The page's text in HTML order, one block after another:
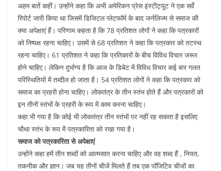
अहम बातें कहीं। उन्होंने कहा कि अभी अमेरिकन प्रेस इंस्टीट्यूट ने एक सर्वे
रिपोर्ट जारी किया था जिसमें डिजिटल प्लेटफॉर्म के बाद जर्नलिज्म से समाज की
क्या अपेक्षाएं हैं। परिणाम कहता है कि 78 प्रतिशत लोगों ने कहा कि पत्रकारों
को निष्पक्ष रहना चाहिए। उसमें से 68 प्रतिशत ने कहा कि पत्रकार को तटस्थ
रहना चाहिए। 61 प्रतिशत ने कहा कि प्रतिकारों के बीच विविध विचार जरूर
होने चाहिए। लेकिन दुर्भाग्य है कि आज के डिबेट में विविध विचार कई बार गलत
परिस्थितियों में तब्दील हो जाता है। 54 प्रतिशत लोगों ने कहा कि पत्रकार को
समाज का प्रहरी होना चाहिए। लोकतंत्र के तीन स्तंभ होते हैं और पत्रकारों को
इन तीनों स्तंभों के प्रहरी के रूप में काम करना चाहिए।
कहा भी गया है कि कोई भी लोकतंत्र तीन स्तंभों पर नहीं रह सकता है इसलिए
चौथा स्तंभ के रूप में पत्रकारिता को रखा गया है।
समाज को पत्रकारिता से अपेक्षाएं
उन्होंने कहा हमें तीन शब्दों को आत्मसात करना चाहिए और वह शब्द हैं , नियत,
तकनीक और ज्ञान। जब यह तीनों चीजें मिलते हैं तब एक पॉजिटिव चीजों का